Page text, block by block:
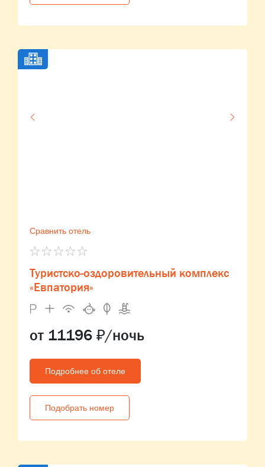
Сравнить отель
Туристско-оздоровительный комплекс
«Евпатория»
от 11196 ₽/ночь
Подробнее об отеле
Подобрать номер